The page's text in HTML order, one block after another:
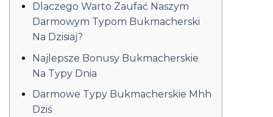
Dlaczego Warto Zaufać Naszym
Darmowym Typom Bukmacherski
Na Dzisiaj?
Najlepsze Bonusy Bukmacherskie
Na Typy Dnia
Darmowe Typy Bukmacherskie Mhh
Dziś